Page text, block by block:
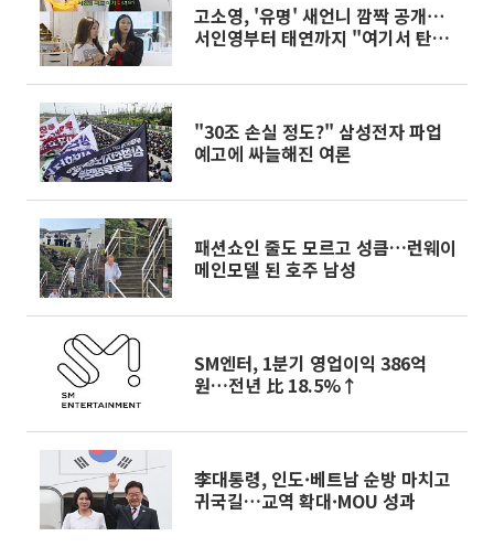
고소영, '유명' 새언니 깜짝 공개⋯
서인영부터 태연까지 "여기서 탄
"30조 손실 정도?" 삼성전자 파업
예고에 싸늘해진 여론
패션쇼인 줄도 모르고 성큼…런웨이
메인모델 된 호주 남성
SM엔터, 1분기 영업이익 386억
원…전년 比 18.5%↑
李대통령, 인도·베트남 순방 마치고
귀국길…교역 확대·MOU 성과